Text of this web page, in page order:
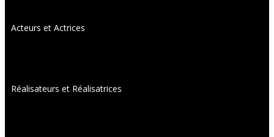
Acteurs et Actrices
Réalisateurs et Réalisatrices